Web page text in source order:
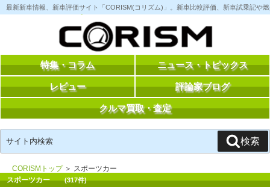
コ
ン
へ
最新新車情報、新車評価サイト「CORISM(コリズム)」。新車比較評価、新車試乗記や
特集・コラム ニュース・トピックス
レビュー 評論家ブログ
クルマ買取・査定
索:
検索
CORISMトップ＞ スポーツカー
スポーツカー(317件)